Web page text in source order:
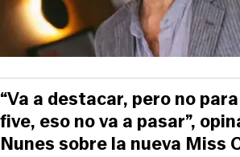
“Va a destacar, pero no
five, eso no va a pasar”,
Nunes sobre la nueva Miss